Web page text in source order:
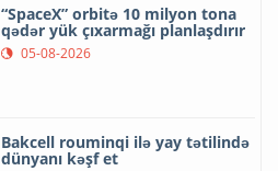
“SpaceX” orbitə 10 milyon tona
qədər yük çıxarmağı planlaşdırır
05-08-2026
Bakcell rouminqi ilə yay tətilində
dünyanı kəşf et